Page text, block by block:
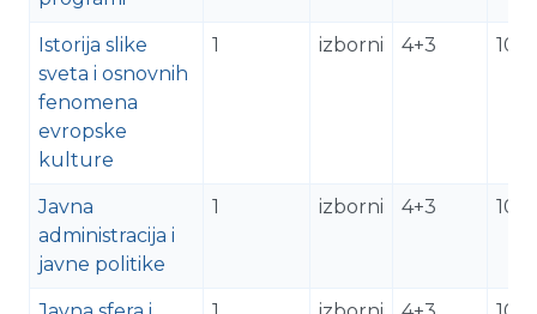
Istorija slike
sveta i osnovnih
fenomena
evropske
kulture
1 izborni 4+3 10
Javna
administracija i
javne politike
1 izborni 4+3 10